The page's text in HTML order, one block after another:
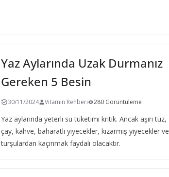
Yaz Aylarında Uzak Durmanız
Gereken 5 Besin
30/11/2024 Vitamin Rehberi 280 Görüntüleme
Yaz aylarında yeterli su tüketimi kritik. Ancak aşırı tuz,
çay, kahve, baharatlı yiyecekler, kızarmış yiyecekler ve
turşulardan kaçınmak faydalı olacaktır.